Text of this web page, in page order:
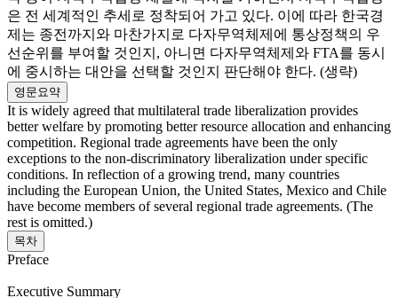
은 전 세계적인 추세로 정착되어 가고 있다. 이에 따라 한국경
제는 종전까지와 마찬가지로 다자무역체제에 통상정책의 우
선순위를 부여할 것인지, 아니면 다자무역체제와 FTA를 동시
에 중시하는 대안을 선택할 것인지 판단해야 한다. (생략)
영문요약
It is widely agreed that multilateral trade liberalization provides
better welfare by promoting better resource allocation and enhancing
competition. Regional trade agreements have been the only
exceptions to the non-discriminatory liberalization under specific
conditions. In reflection of a growing trend, many countries
including the European Union, the United States, Mexico and Chile
have become members of several regional trade agreements. (The
rest is omitted.)
목차
Preface
Executive Summary